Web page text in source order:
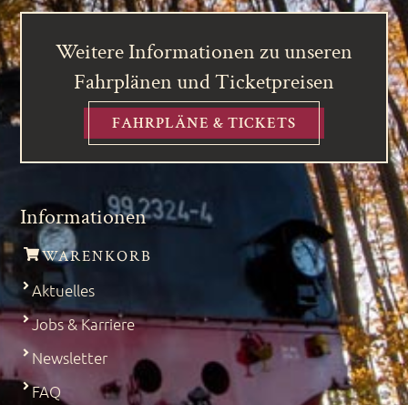
Weitere Informationen zu unseren
Fahrplänen und Ticketpreisen
FAHRPLÄNE & TICKETS
Informationen
WARENKORB
Aktuelles
Jobs & Karriere
Newsletter
FAQ